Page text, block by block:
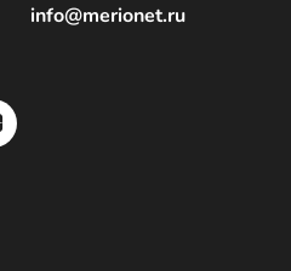
info@merionet.ru